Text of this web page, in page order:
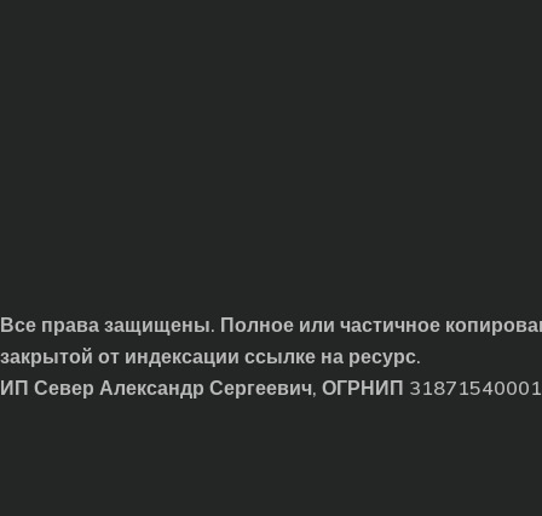
Все права защищены. Полное или частичное
закрытой от индексации ссылке на ресурс.
ИП Север Александр Сергеевич, ОГРНИП